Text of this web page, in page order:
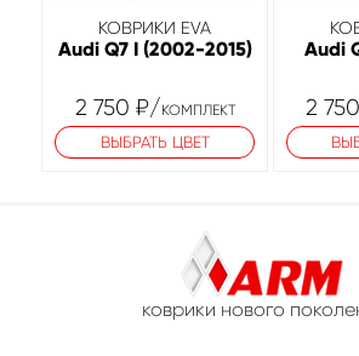
КОВРИКИ EVA
Audi Q7 I (2002-2015)
2 750 ₽/КОМПЛЕКТ
ВЫБРАТЬ ЦВЕТ
Audi
2
коврики нового